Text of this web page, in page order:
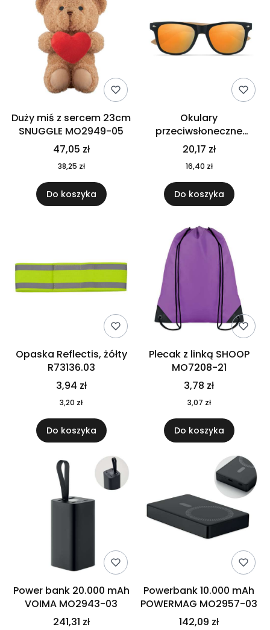
Duży miś z sercem 23cm
SNUGGLE MO2949-05
47,05 zł
38,25 zł
Do koszyka
Okulary
przeciwsłoneczne
CALIFORNIA TOUCH
MO9617-10
20,17 zł
16,40 zł
Do koszyka
Opaska Reflectis, żółty
R73136.03
3,94 zł
3,20 zł
Do koszyka
Plecak z linką SHOOP
MO7208-21
3,78 zł
3,07 zł
Do koszyka
Power bank 20.000 mAh
VOIMA MO2943-03
241,31 zł
Powerbank 10.000 mAh
POWERMAG MO2957-03
142,09 zł